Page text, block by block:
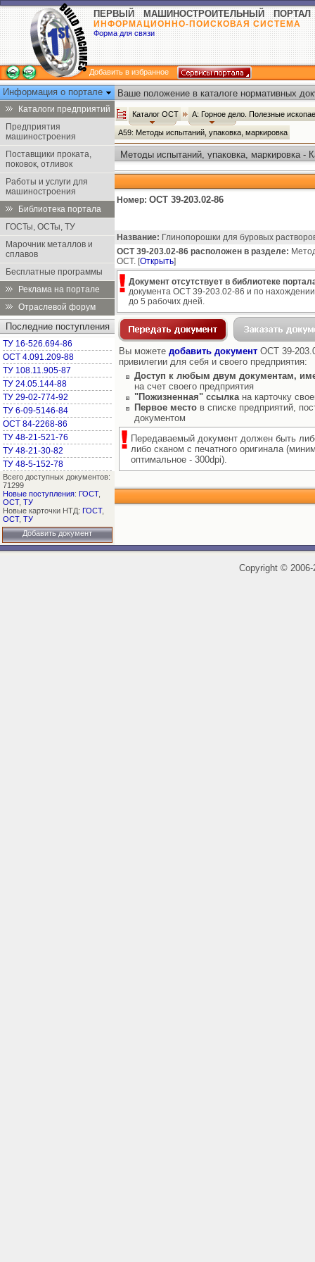
ПЕРВЫЙ МАШИНОСТРОИТЕЛЬНЫЙ ПОРТАЛ
ИНФОРМАЦИОННО-ПОИСКОВАЯ СИСТЕМА
Форма для связи
Добавить в избранное
Информация о портале
Каталоги предприятий
Предприятия
машиностроения
Поставщики проката,
поковок, отливок
Работы и услуги для
машиностроения
Библиотека портала
ГОСТы, ОСТы, ТУ
Марочник металлов и
сплавов
Бесплатные программы
Реклама на портале
Отраслевой форум
Последние поступления
ТУ 16-526.694-86
ОСТ 4.091.209-88
ТУ 108.11.905-87
ТУ 24.05.144-88
ТУ 29-02-774-92
ТУ 6-09-5146-84
ОСТ 84-2268-86
ТУ 48-21-521-76
ТУ 48-21-30-82
ТУ 48-5-152-78
Всего доступных документов:
71299
Новые поступления: ГОСТ,
ОСТ, ТУ
Новые карточки НТД: ГОСТ,
ОСТ, ТУ
Добавить документ
Ваше положение в каталоге нормативных
Каталог ОСТ А: Горное дело. Полезные
А59: Методы испытаний, упаковка, маркировка
Методы испытаний, упаковка, маркировка -
Номер: ОСТ 39-203.02-86
Название: Глинопорошки для буровых
ОСТ 39-203.02-86 расположен в разделе:
ОСТ. [Открыть]
Документ отсутствует в библиотеке
документа ОСТ 39-203.02-86 и по
до 5 рабочих дней.
Вы можете добавить документ ОСТ 39-
привилегии для себя и своего предприятия:
Доступ к любым двум документам,
на счет своего предприятия
"Пожизненная" ссылкана карточку
Первое место в списке предприятий,
документом
Передаваемый документ должен быть
либо сканом с печатного оригинала
оптимальное - 300dpi).
Copyright ©